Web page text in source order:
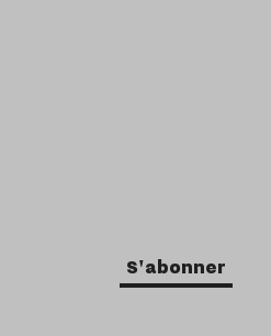
S'abonner